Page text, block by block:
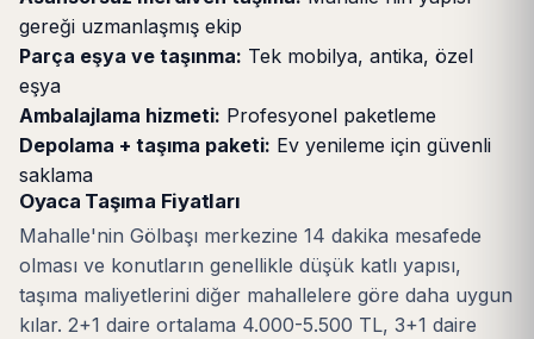
gereği uzmanlaşmış ekip
Parça eşya ve taşınma: Tek mobilya, antika, özel
eşya
Ambalajlama hizmeti: Profesyonel paketleme
Depolama + taşıma paketi: Ev yenileme için güvenli
saklama
Oyaca Taşıma Fiyatları
Mahalle'nin Gölbaşı merkezine 14 dakika mesafede
olması ve konutların genellikle düşük katlı yapısı,
taşıma maliyetlerini diğer mahallelere göre daha uygun
kılar. 2+1 daire ortalama 4.000-5.500 TL, 3+1 daire